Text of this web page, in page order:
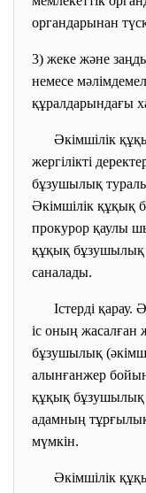
органдарынан
3) жеке және
немесе
құралдарындағы
Әкімшілік
жергілікті
бұзушылық туралы
Әкімшілік құқық
прокурор қаулы
құқық бұзушылық
саналады.
Істерді
іс оның
бұзушылық
алынғанжер
құқық бұзушылық
адамның
мүмкін.
Әкімшілік